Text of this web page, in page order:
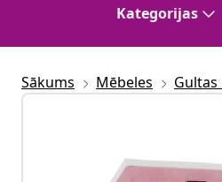
Kategorijas
Sākums Mēbeles